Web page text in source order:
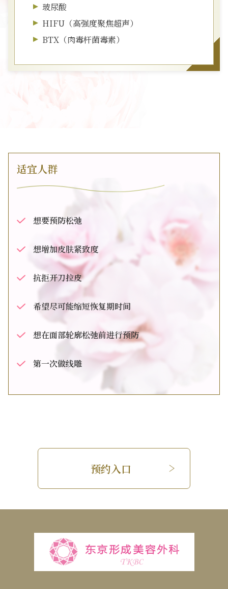
玻尿酸
HIFU（高强度聚焦超声）
BTX（肉毒杆菌毒素）
适宜人群
想要预防松弛
想增加皮肤紧致度
抗拒开刀拉皮
希望尽可能缩短恢复期时间
想在面部轮廓松弛前进行预防
第一次做线雕
预约入口